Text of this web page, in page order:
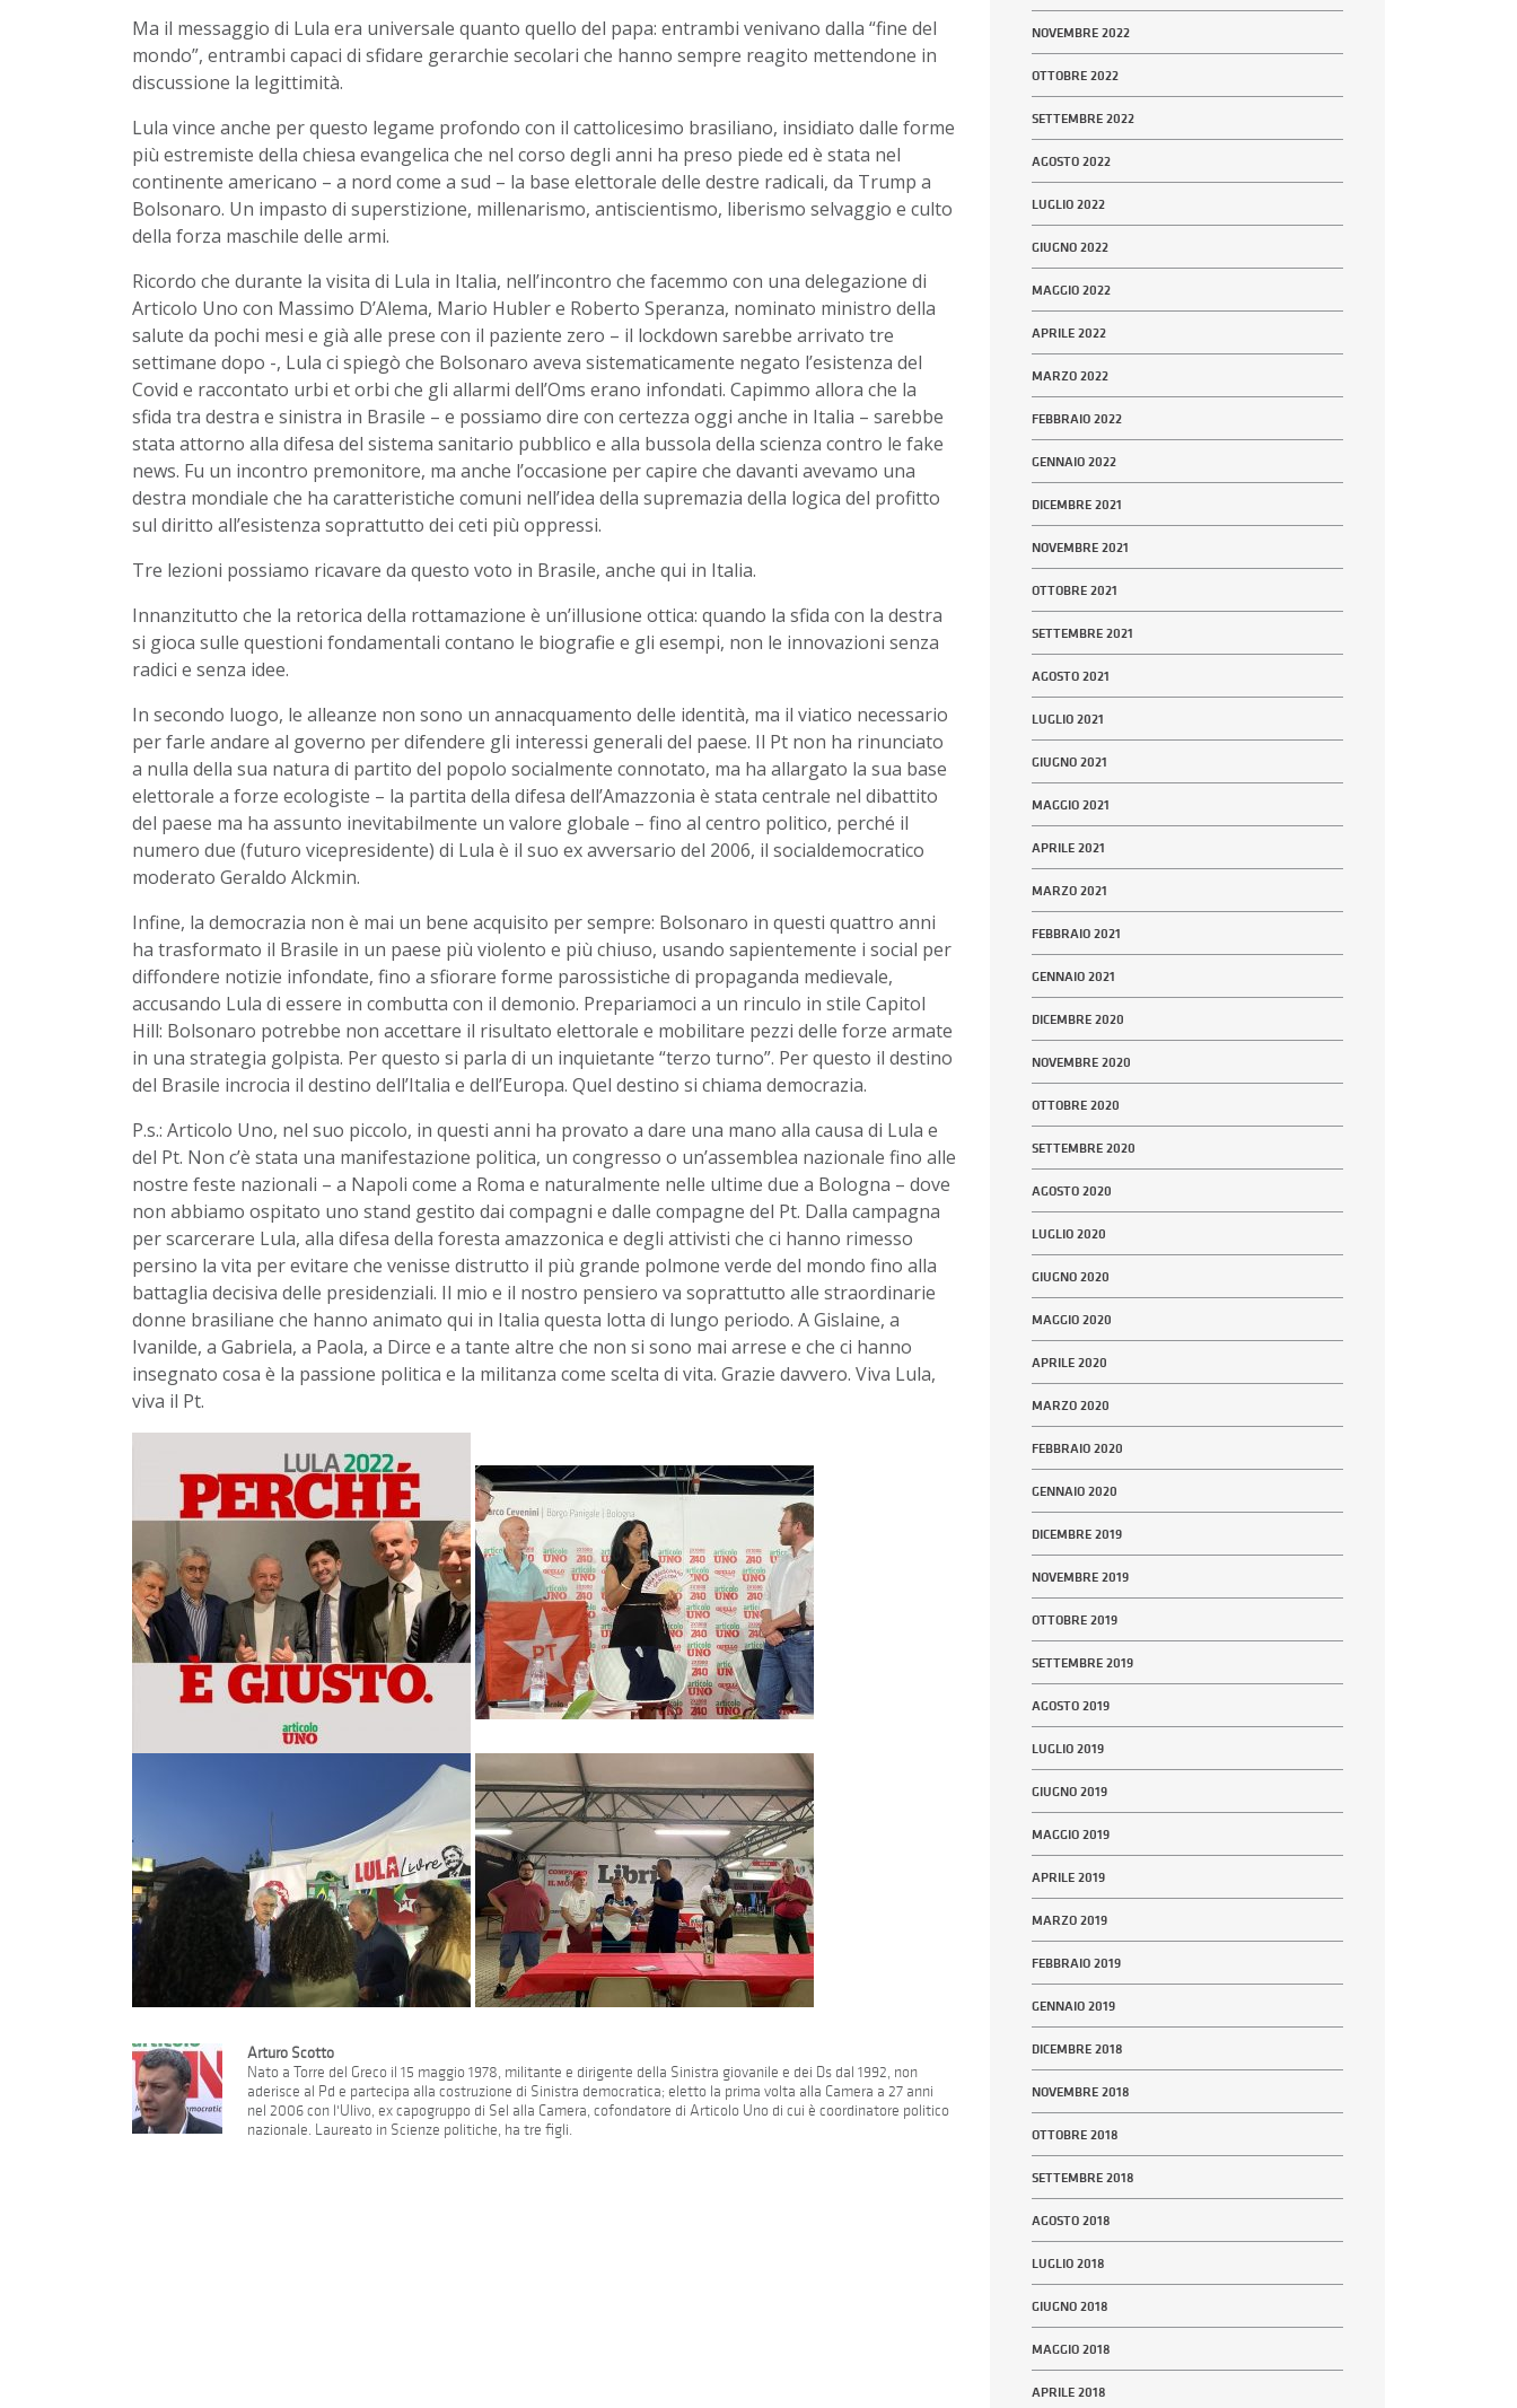
Ma il messaggio di Lula era universale quanto quello del papa: entrambi venivano dalla “fine del
mondo”, entrambi capaci di sfidare gerarchie secolari che hanno sempre reagito mettendone in
discussione la legittimità.
Lula vince anche per questo legame profondo con il cattolicesimo brasiliano, insidiato dalle forme
più estremiste della chiesa evangelica che nel corso degli anni ha preso piede ed è stata nel
continente americano – a nord come a sud – la base elettorale delle destre radicali, da Trump a
Bolsonaro. Un impasto di superstizione, millenarismo, antiscientismo, liberismo selvaggio e culto
della forza maschile delle armi.
Ricordo che durante la visita di Lula in Italia, nell’incontro che facemmo con una delegazione di
Articolo Uno con Massimo D’Alema, Mario Hubler e Roberto Speranza, nominato ministro della
salute da pochi mesi e già alle prese con il paziente zero – il lockdown sarebbe arrivato tre
settimane dopo -, Lula ci spiegò che Bolsonaro aveva sistematicamente negato l’esistenza del
Covid e raccontato urbi et orbi che gli allarmi dell’Oms erano infondati. Capimmo allora che la
sfida tra destra e sinistra in Brasile – e possiamo dire con certezza oggi anche in Italia – sarebbe
stata attorno alla difesa del sistema sanitario pubblico e alla bussola della scienza contro le fake
news. Fu un incontro premonitore, ma anche l’occasione per capire che davanti avevamo una
destra mondiale che ha caratteristiche comuni nell’idea della supremazia della logica del profitto
sul diritto all’esistenza soprattutto dei ceti più oppressi.
Tre lezioni possiamo ricavare da questo voto in Brasile, anche qui in Italia.
Innanzitutto che la retorica della rottamazione è un’illusione ottica: quando la sfida con la destra
si gioca sulle questioni fondamentali contano le biografie e gli esempi, non le innovazioni senza
radici e senza idee.
In secondo luogo, le alleanze non sono un annacquamento delle identità, ma il viatico necessario
per farle andare al governo per difendere gli interessi generali del paese. Il Pt non ha rinunciato
a nulla della sua natura di partito del popolo socialmente connotato, ma ha allargato la sua base
elettorale a forze ecologiste – la partita della difesa dell’Amazzonia è stata centrale nel dibattito
del paese ma ha assunto inevitabilmente un valore globale – fino al centro politico, perché il
numero due (futuro vicepresidente) di Lula è il suo ex avversario del 2006, il socialdemocratico
moderato Geraldo Alckmin.
Infine, la democrazia non è mai un bene acquisito per sempre: Bolsonaro in questi quattro anni
ha trasformato il Brasile in un paese più violento e più chiuso, usando sapientemente i social per
diffondere notizie infondate, fino a sfiorare forme parossistiche di propaganda medievale,
accusando Lula di essere in combutta con il demonio. Prepariamoci a un rinculo in stile Capitol
Hill: Bolsonaro potrebbe non accettare il risultato elettorale e mobilitare pezzi delle forze armate
in una strategia golpista. Per questo si parla di un inquietante “terzo turno”. Per questo il destino
del Brasile incrocia il destino dell’Italia e dell’Europa. Quel destino si chiama democrazia.
P.s.: Articolo Uno, nel suo piccolo, in questi anni ha provato a dare una mano alla causa di Lula e
del Pt. Non c’è stata una manifestazione politica, un congresso o un’assemblea nazionale fino alle
nostre feste nazionali – a Napoli come a Roma e naturalmente nelle ultime due a Bologna – dove
non abbiamo ospitato uno stand gestito dai compagni e dalle compagne del Pt. Dalla campagna
per scarcerare Lula, alla difesa della foresta amazzonica e degli attivisti che ci hanno rimesso
persino la vita per evitare che venisse distrutto il più grande polmone verde del mondo fino alla
battaglia decisiva delle presidenziali. Il mio e il nostro pensiero va soprattutto alle straordinarie
donne brasiliane che hanno animato qui in Italia questa lotta di lungo periodo. A Gislaine, a
Ivanilde, a Gabriela, a Paola, a Dirce e a tante altre che non si sono mai arrese e che ci hanno
insegnato cosa è la passione politica e la militanza come scelta di vita. Grazie davvero. Viva Lula,
viva il Pt.
Arturo Scotto
Nato a Torre del Greco il 15 maggio 1978, militante e dirigente della Sinistra giovanile e dei Ds dal 1992, non
aderisce al Pd e partecipa alla costruzione di Sinistra democratica; eletto la prima volta alla Camera a 27 anni
nel 2006 con l'Ulivo, ex capogruppo di Sel alla Camera, cofondatore di Articolo Uno di cui è coordinatore politico
nazionale. Laureato in Scienze politiche, ha tre figli.
NOVEMBRE 2022
OTTOBRE 2022
SETTEMBRE 2022
AGOSTO 2022
LUGLIO 2022
GIUGNO 2022
MAGGIO 2022
APRILE 2022
MARZO 2022
FEBBRAIO 2022
GENNAIO 2022
DICEMBRE 2021
NOVEMBRE 2021
OTTOBRE 2021
SETTEMBRE 2021
AGOSTO 2021
LUGLIO 2021
GIUGNO 2021
MAGGIO 2021
APRILE 2021
MARZO 2021
FEBBRAIO 2021
GENNAIO 2021
DICEMBRE 2020
NOVEMBRE 2020
OTTOBRE 2020
SETTEMBRE 2020
AGOSTO 2020
LUGLIO 2020
GIUGNO 2020
MAGGIO 2020
APRILE 2020
MARZO 2020
FEBBRAIO 2020
GENNAIO 2020
DICEMBRE 2019
NOVEMBRE 2019
OTTOBRE 2019
SETTEMBRE 2019
AGOSTO 2019
LUGLIO 2019
GIUGNO 2019
MAGGIO 2019
APRILE 2019
MARZO 2019
FEBBRAIO 2019
GENNAIO 2019
DICEMBRE 2018
NOVEMBRE 2018
OTTOBRE 2018
SETTEMBRE 2018
AGOSTO 2018
LUGLIO 2018
GIUGNO 2018
MAGGIO 2018
APRILE 2018